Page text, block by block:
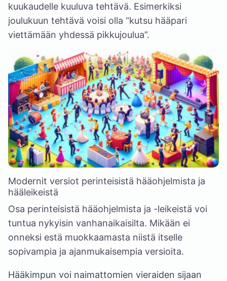
kuukaudelle kuuluva tehtävä. Esimerkiksi
joulukuun tehtävä voisi olla “kutsu hääpari
viettämään yhdessä pikkujoulua”.
Modernit versiot perinteisistä hääohjelmista ja
hääleikeistä
Osa perinteisistä hääohjelmista ja -leikeistä voi
tuntua nykyisin vanhanaikaisilta. Mikään ei
onneksi estä muokkaamasta niistä itselle
sopivampia ja ajanmukaisempia versioita.
Hääkimpun voi naimattomien vieraiden sijaan